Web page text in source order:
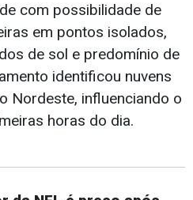
com possibilidade de
em pontos isolados,
de sol e predomínio de
identificou nuvens
Nordeste, influenciando o
horas do dia.